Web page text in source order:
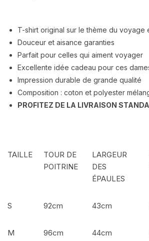
T-shirt original sur le thème du voyage
Douceur et aisance garanties
Parfait pour celles qui aiment voyager
Excellente idée cadeau pour ces
Impression durable de grande qualité
Composition : coton et polyester
PROFITEZ DE LA LIVRAISON
TAILLE
TOUR DE
POITRINE
LARGEUR
DES
ÉPAULES
S 92cm 43cm
M 96cm 44cm